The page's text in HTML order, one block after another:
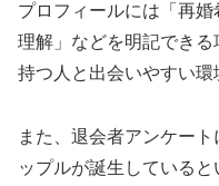
プロフィールには「再
理解」などを明記でき
持つ人と出会いやすい環
また、退会者アンケー
ップルが誕生している